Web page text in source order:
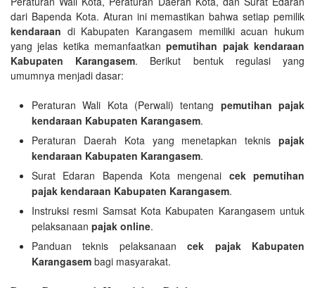
dari Bapenda Kota. Aturan ini memastikan bahwa setiap pemilik
kendaraan di Kabupaten Karangasem memiliki acuan hukum
yang jelas ketika memanfaatkanpemutihan pajak kendaraan
Kabupaten Karangasem. Berikut bentuk regulasi yang
umumnya menjadi dasar:
Peraturan Wali Kota (Perwali) tentang pemutihan pajak
kendaraan Kabupaten Karangasem.
Peraturan Daerah Kota yang menetapkan teknis pajak
kendaraan Kabupaten Karangasem.
Surat Edaran Bapenda Kota mengenai cek pemutihan
pajak kendaraan Kabupaten Karangasem.
Instruksi resmi Samsat Kota Kabupaten Karangasem untuk
pelaksanaan pajak online.
Panduan teknis pelaksanaancek pajak Kabupaten
Karangasem bagi masyarakat.